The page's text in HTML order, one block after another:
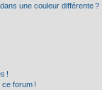
une couleur différente ?
!
ce forum !